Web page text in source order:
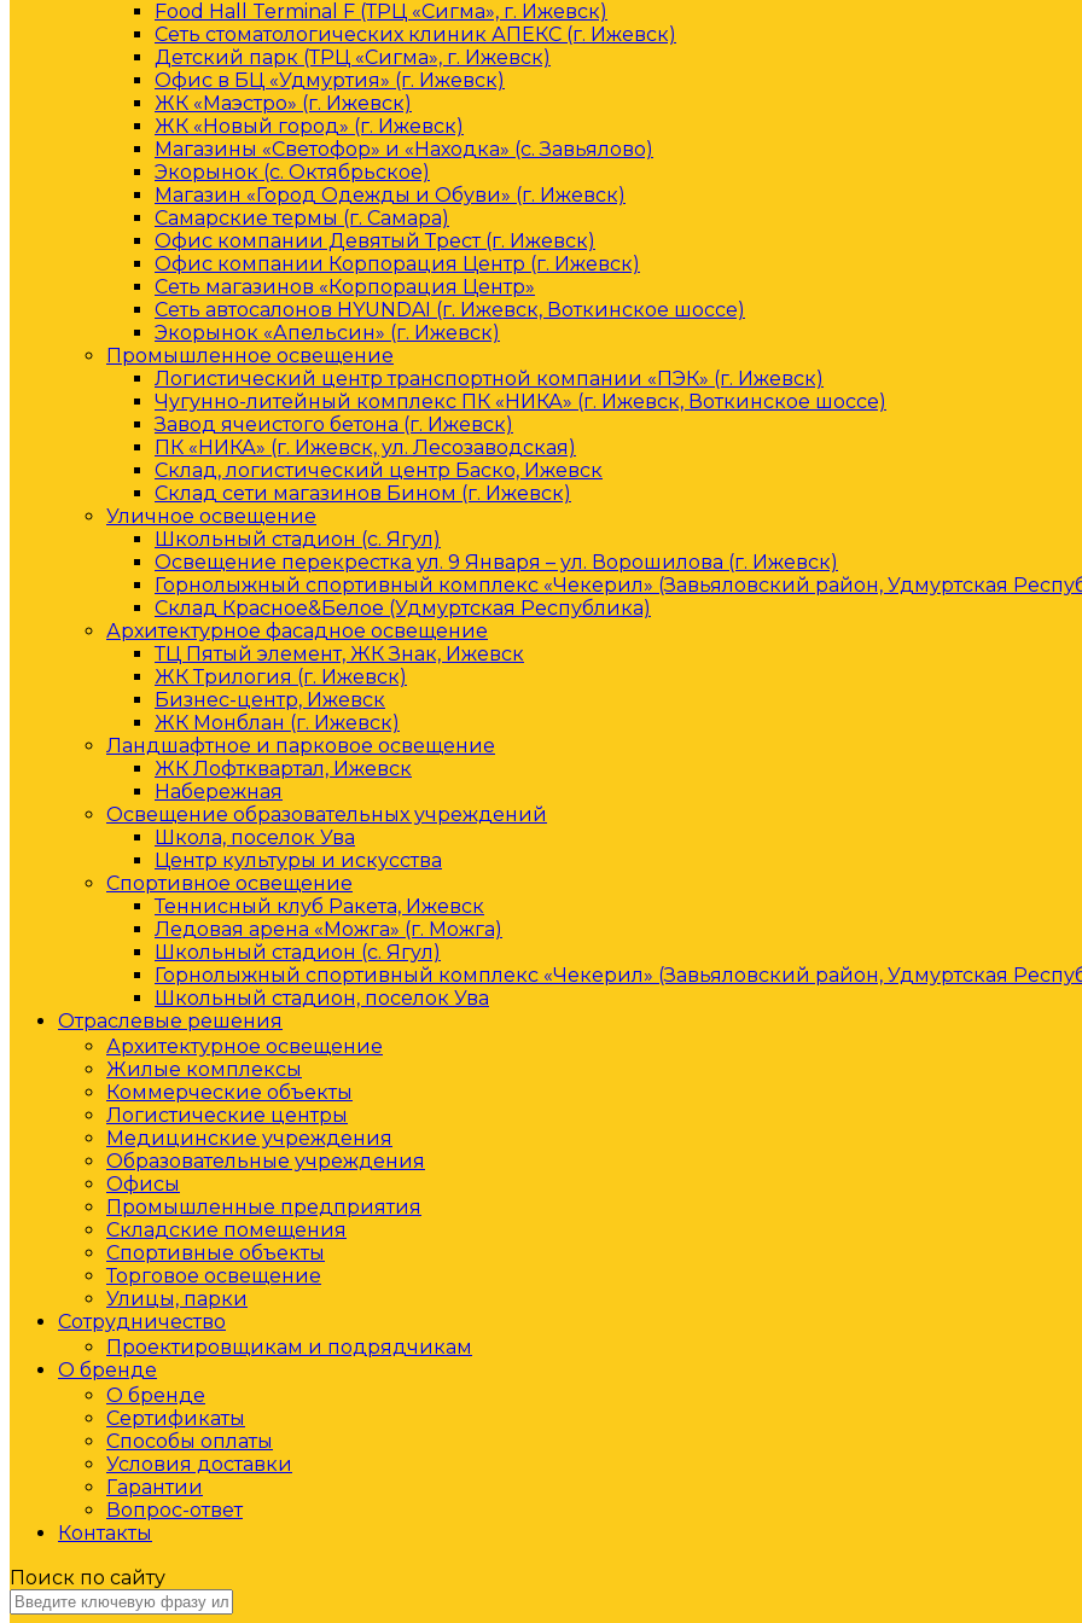
Food Hall Terminal F (ТРЦ «Сигма», г. Ижевск)
Сеть стоматологических клиник АПЕКС (г. Ижевск)
Детский парк (ТРЦ «Сигма», г. Ижевск)
Офис в БЦ «Удмуртия» (г. Ижевск)
ЖК «Маэстро» (г. Ижевск)
ЖК «Новый город» (г. Ижевск)
Магазины «Светофор» и «Находка» (с. Завьялово)
Экорынок (с. Октябрьское)
Магазин «Город Одежды и Обуви» (г. Ижевск)
Самарские термы (г. Самара)
Офис компании Девятый Трест (г. Ижевск)
Офис компании Корпорация Центр (г. Ижевск)
Сеть магазинов «Корпорация Центр»
Сеть автосалонов HYUNDAI (г. Ижевск, Воткинское шоссе)
Экорынок «Апельсин» (г. Ижевск)
Промышленное освещение
Логистический центр транспортной компании «ПЭК» (г. Ижевск)
Чугунно-литейный комплекс ПК «НИКА» (г. Ижевск, Воткинское шоссе)
Завод ячеистого бетона (г. Ижевск)
ПК «НИКА» (г. Ижевск, ул. Лесозаводская)
Склад, логистический центр Баско, Ижевск
Склад сети магазинов Бином (г. Ижевск)
Уличное освещение
Школьный стадион (с. Ягул)
Освещение перекрестка ул. 9 Января – ул. Ворошилова (г. Ижевск)
Горнолыжный спортивный комплекс «Чекерил» (Завьяловский район, Удмуртская
Склад Красное&Белое (Удмуртская Республика)
Архитектурное фасадное освещение
ТЦ Пятый элемент, ЖК Знак, Ижевск
ЖК Трилогия (г. Ижевск)
Бизнес-центр, Ижевск
ЖК Монблан (г. Ижевск)
Ландшафтное и парковое освещение
ЖК Лофтквартал, Ижевск
Набережная
Освещение образовательных учреждений
Школа, поселок Ува
Центр культуры и искусства
Спортивное освещение
Теннисный клуб Ракета, Ижевск
Ледовая арена «Можга» (г. Можга)
Школьный стадион (с. Ягул)
Горнолыжный спортивный комплекс «Чекерил» (Завьяловский район, Удмуртская
Школьный стадион, поселок Ува
Отраслевые решения
Архитектурное освещение
Жилые комплексы
Коммерческие объекты
Логистические центры
Медицинские учреждения
Образовательные учреждения
Офисы
Промышленные предприятия
Складские помещения
Спортивные объекты
Торговое освещение
Улицы, парки
Сотрудничество
Проектировщикам и подрядчикам
О бренде
О бренде
Сертификаты
Способы оплаты
Условия доставки
Гарантии
Вопрос-ответ
Контакты
Поиск по сайту